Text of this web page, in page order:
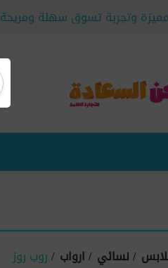
وتجربة تسوق سهلة ومريحة
/نسائي /ارواب /روب روز